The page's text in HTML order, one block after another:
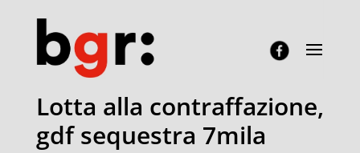
Lotta alla contraffazione,
gdf sequestra 7mila